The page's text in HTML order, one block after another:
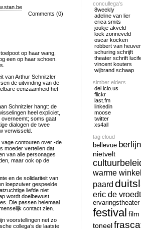
Comments (0)
op haar wang,
een op haar schoen.
van Arthur Schnitzler
de uitvinding van de
eenzaamheid het
Schnitzler hangt: de
heel expliciet,
soms gaat
dialogen de twee
verwisseld.
vage contouren over -de
moeder vertellen dat
van alle personages
maar ook op de
en de solidariteit van
loepzuiver gespeelde
liefde niet
wordt doelbewust
Die passen helemaal
contact zien.
voorstellingen net zo
collega’s de laatste
concullega's
8weekly
adeline van lier
erica smits
joukje akveld
loek zonneveld
oscar kocken
robbert van
schuring schrijft
theater schrift
vincent kouters
wijbrand schaap
simber elders
del.icio.us
flickr
last.fm
linkedin
moose
twitter
xs4all
tag cloud
bellevue berlijn
nietvelt
warme winkel
paard
eric de vroedt
ervaringstheater
festival film
toneel